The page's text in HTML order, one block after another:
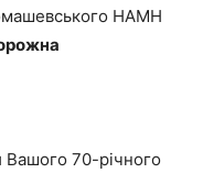
НАМН
Вашого 70-річного